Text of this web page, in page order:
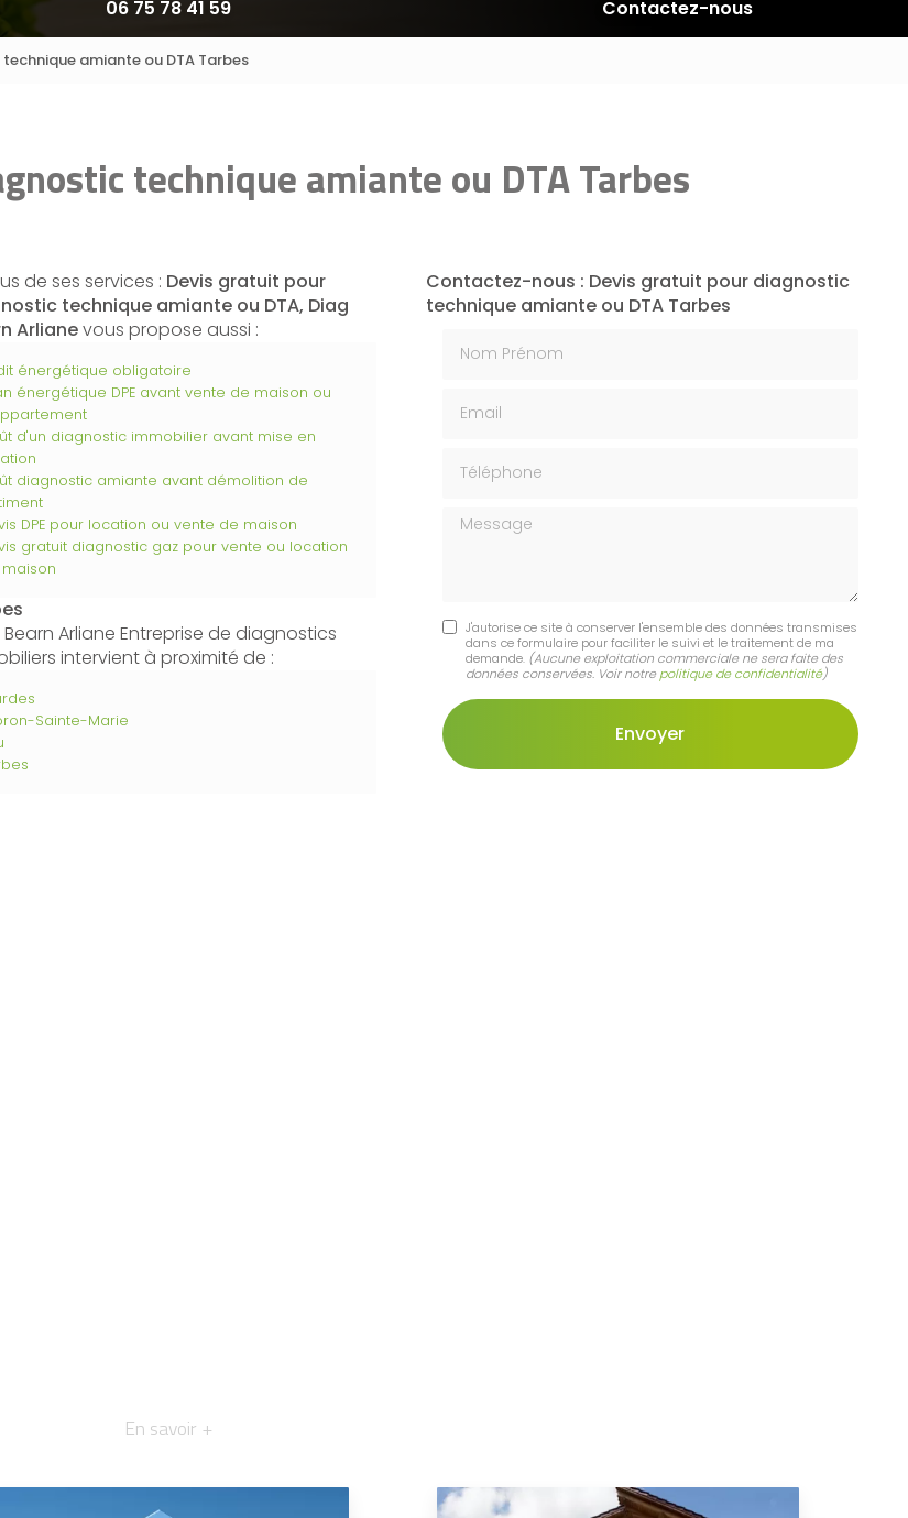
06 75 78 41 59 Contactez-nous
amiante ou DTA Tarbes
technique amiante ou DTA Tarbes
de ses services : Devis gratuit pour
technique amiante ou DTA, Diag
Arlianevous propose aussi :
énergétique obligatoire
énergétique DPE avant vente de maison ou
d'un diagnostic immobilier avant mise en
diagnostic amiante avant démolition de
DPE pour location ou vente de maison
gratuit diagnostic gaz pour vente ou location
Arliane Entreprise de diagnostics
intervient à proximité de :
Sainte-Marie
Contactez-nous : Devis gratuit pour diagnostic
technique amiante ou DTA Tarbes
Message
J'autorise ce site à conserver l'ensemble des données transmises
dans ce formulaire pour faciliter le suivi et le traitement de ma
demande. (Aucune exploitation commerciale ne sera faite des
données conservées. Voir notre politique de confidentialité)
En savoir +